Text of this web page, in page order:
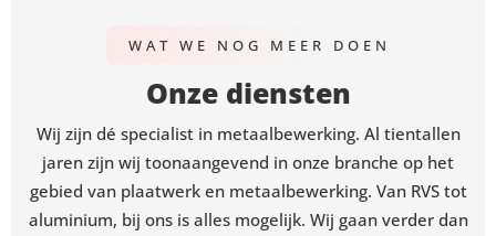
WAT WE NOG MEER DOEN
Onze diensten
Wij zijn dé specialist in metaalbewerking. Al tientallen
jaren zijn wij toonaangevend in onze branche op het
gebied van plaatwerk en metaalbewerking. Van RVS tot
aluminium, bij ons is alles mogelijk. Wij gaan verder dan